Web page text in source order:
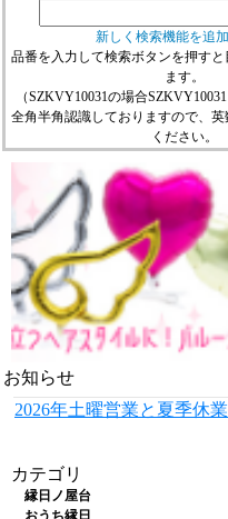
新しく検索機能を追
品番を入力して検索ボタンを押す
ます。
（SZKVY10031の場合
全角半角認識しておりますので、
ください。
お知らせ
2026年土曜営業と夏季休
カテゴリ
縁日ノ屋台
おうち縁日